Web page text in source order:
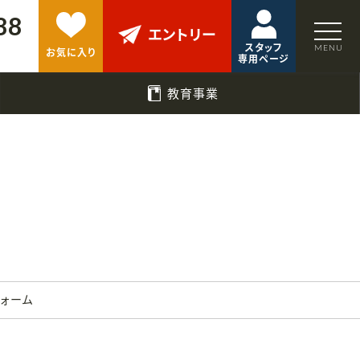
お気に入り
エントリー
スタッフ
専用ページ
教育事業
ーム